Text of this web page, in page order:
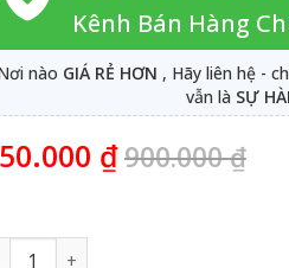
Kênh Bán Hàng
nào GIÁ RẺ HƠN , Hãy liên hệ -
vẫn là SỰ
₫900.000₫
lượng